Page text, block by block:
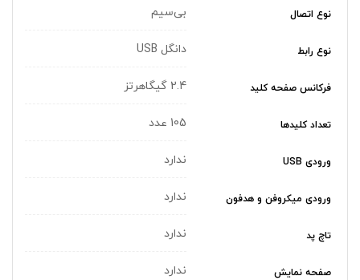
نوع اتصال بی‌سیم
نوع رابط دانگل USB
فرکانس صفحه کلید 2.4 گیگاهرتز
تعداد کلیدها 105 عدد
ورودی USB ندارد
ورودی میکروفن و هدفون ندارد
تاچ پد ندارد
صفحه نمایش ندارد